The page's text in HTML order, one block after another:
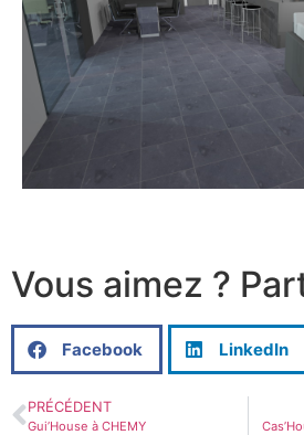
Vous aimez ?
Facebook LinkedIn
PRÉCÉDENT
Gui’House à CHEMY